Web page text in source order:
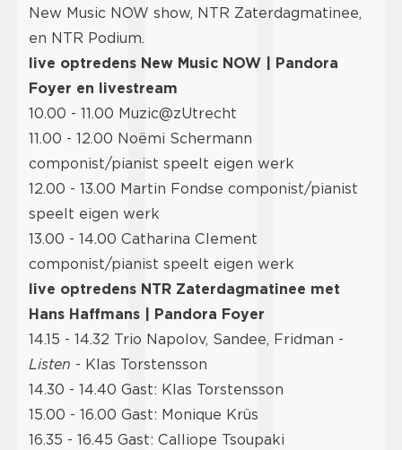
New Music NOW show, NTR Zaterdagmatinee,
en NTR Podium.
live optredens New Music NOW | Pandora
Foyer en livestream
10.00 - 11.00 Muzic@zUtrecht
11.00 - 12.00 Noëmi Schermann
componist/pianist speelt eigen werk
12.00 - 13.00 Martin Fondse componist/pianist
speelt eigen werk
13.00 - 14.00 Catharina Clement
componist/pianist speelt eigen werk
live optredens NTR Zaterdagmatinee met
Hans Haffmans | Pandora Foyer
14.15 - 14.32 Trio Napolov, Sandee, Fridman -
Listen - Klas Torstensson
14.30 - 14.40 Gast: Klas Torstensson
15.00 - 16.00 Gast: Monique Krüs
16.35 - 16.45 Gast: Calliope Tsoupaki